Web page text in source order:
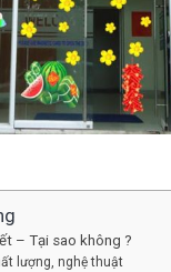
– Tại sao không ?
lượng, nghệ thuật